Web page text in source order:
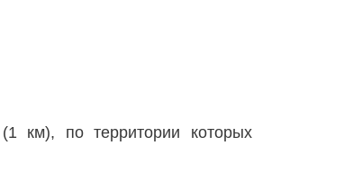
(1 км), по территории которых